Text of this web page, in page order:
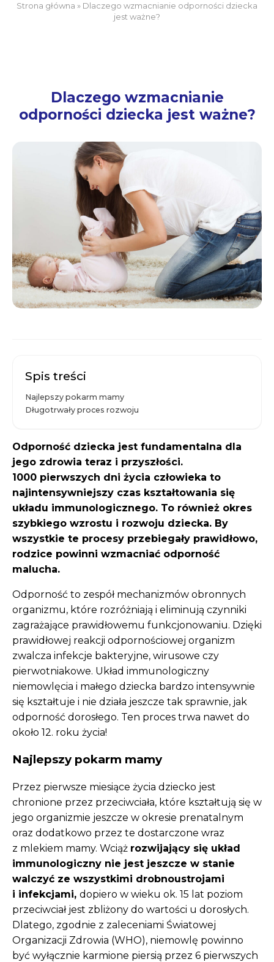
Strona główna » Dlaczego wzmacnianie odporności dziecka
jest ważne?
Dlaczego wzmacnianie
odporności dziecka jest ważne?
Spis treści
Najlepszy pokarm mamy
Długotrwały proces rozwoju
Odporność dziecka jest fundamentalna dla
jego zdrowia teraz i przyszłości.
1000 pierwszych dni życia człowieka to
najintensywniejszy czas kształtowania się
układu immunologicznego. To również okres
szybkiego wzrostu i rozwoju dziecka. By
wszystkie te procesy przebiegały prawidłowo,
rodzice powinni wzmacniać odporność
malucha.
Odporność to zespół mechanizmów obronnych
organizmu, które rozróżniają i eliminują czynniki
zagrażające prawidłowemu funkcjonowaniu. Dzięki
prawidłowej reakcji odpornościowej organizm
zwalcza infekcje bakteryjne, wirusowe czy
pierwotniakowe. Układ immunologiczny
niemowlęcia i małego dziecka bardzo intensywnie
się kształtuje i nie działa jeszcze tak sprawnie, jak
odporność dorosłego. Ten proces trwa nawet do
około 12. roku życia!
Najlepszy pokarm mamy
Przez pierwsze miesiące życia dziecko jest
chronione przez przeciwciała, które kształtują się w
jego organizmie jeszcze w okresie prenatalnym
oraz dodatkowo przez te dostarczone wraz
z mlekiem mamy. Wciąż rozwijający się układ
immunologiczny nie jest jeszcze w stanie
walczyć ze wszystkimi drobnoustrojami
i infekcjami, dopiero w wieku ok. 15 lat poziom
przeciwciał jest zbliżony do wartości u dorosłych.
Dlatego, zgodnie z zaleceniami Światowej
Organizacji Zdrowia (WHO), niemowlę powinno
być wyłącznie karmione piersią przez 6 pierwszych